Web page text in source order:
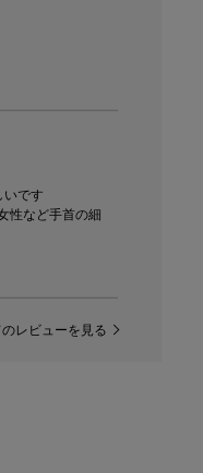
いです
性など手首の細
レビューを見る